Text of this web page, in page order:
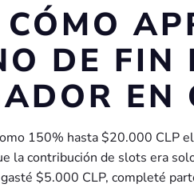
DE FIN
EN
150% hasta $20.000 CLP
la contribución de slots era
$5.000 CLP, completé